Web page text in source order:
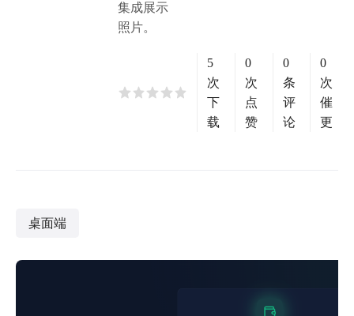
集成展示
照片。
5
次
下
载
0
次
点
赞
0
条
评
论
0
次
催
更
桌面端